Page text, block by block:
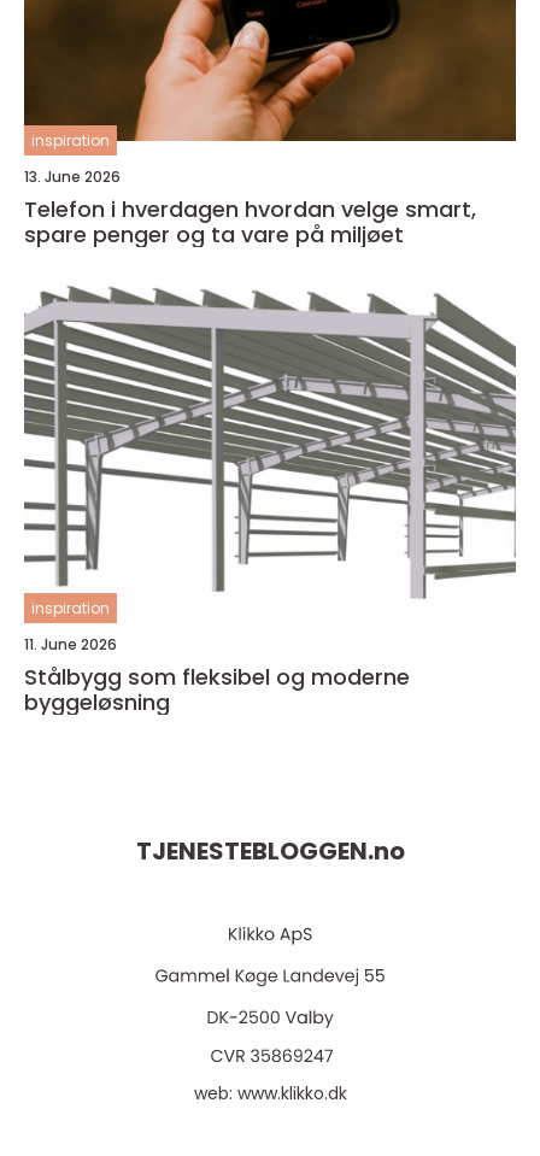
inspiration
13. June 2026
Telefon i hverdagen hvordan velge smart,
spare penger og ta vare på miljøet
inspiration
11. June 2026
Stålbygg som fleksibel og moderne
byggeløsning
TJENESTEBLOGGEN.no
web: www.klikko.dk